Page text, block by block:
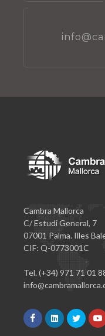
Cambra Mallorca
C/ Estudi General, 7
07001 Palma. Illes
CIF: Q-0773001C
Tel. (+34) 971 71 01